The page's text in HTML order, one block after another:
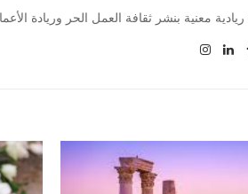
معنية بنشر ثقافة العمل الحر وريادة